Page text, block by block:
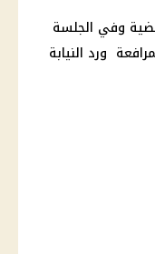
وفي الجلسة
ورد النيابة